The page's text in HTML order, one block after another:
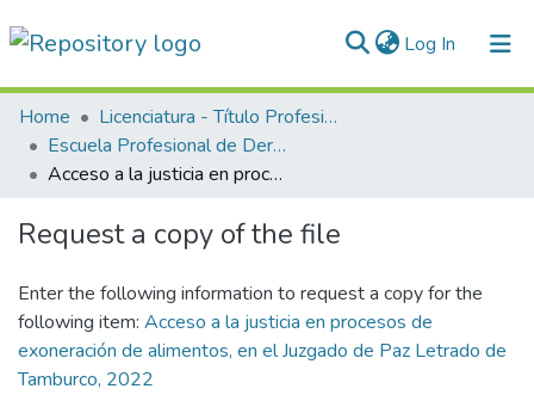
Log In (current)
Communities & Collections
All of DSpace
Normativas
Home
Licenciatura - Título Profesional
Escuela Profesional de Derecho
Acceso a la justicia en procesos de exoneración de alimentos, en el Juzgado de Paz Letrado de Tamburco, 2022
Request a copy of the file
Enter the following information to request a copy for the
following item: Acceso a la justicia en procesos de
exoneración de alimentos, en el Juzgado de Paz Letrado de
Tamburco, 2022